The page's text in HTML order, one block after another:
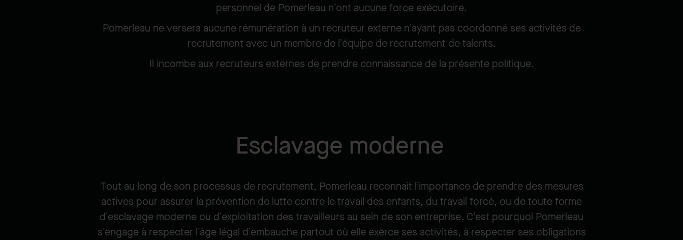
personnel de Pomerleau n’ont aucune force exécutoire.
Pomerleau ne versera aucune rémunération à un recruteur externe n’ayant pas coordonné ses activités de
recrutement avec un membre de l’équipe de recrutement de talents.
Il incombe aux recruteurs externes de prendre connaissance de la présente politique.
Esclavage moderne
Tout au long de son processus de recrutement, Pomerleau reconnait l’importance de prendre des mesures
actives pour assurer la prévention de lutte contre le travail des enfants, du travail forcé, ou de toute forme
d’esclavage moderne ou d’exploitation des travailleurs au sein de son entreprise. C’est pourquoi Pomerleau
s’engage à respecter l’âge légal d’embauche partout où elle exerce ses activités, à respecter ses obligations